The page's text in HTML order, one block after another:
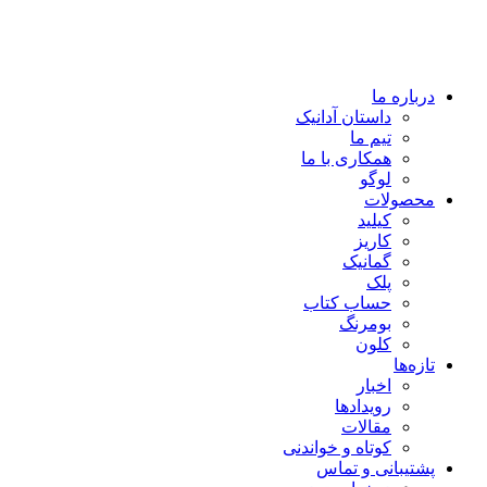
درباره ما
داستان آدانیک
تیم ما
همکاری با ما
لوگو
محصولات
کیلید
کاریز
گمانیک
پلک
حساب کتاب
بومرنگ
کلون
تازه‌ها
اخبار
رویدادها
مقالات
کوتاه و خواندنی
پشتیبانی و تماس